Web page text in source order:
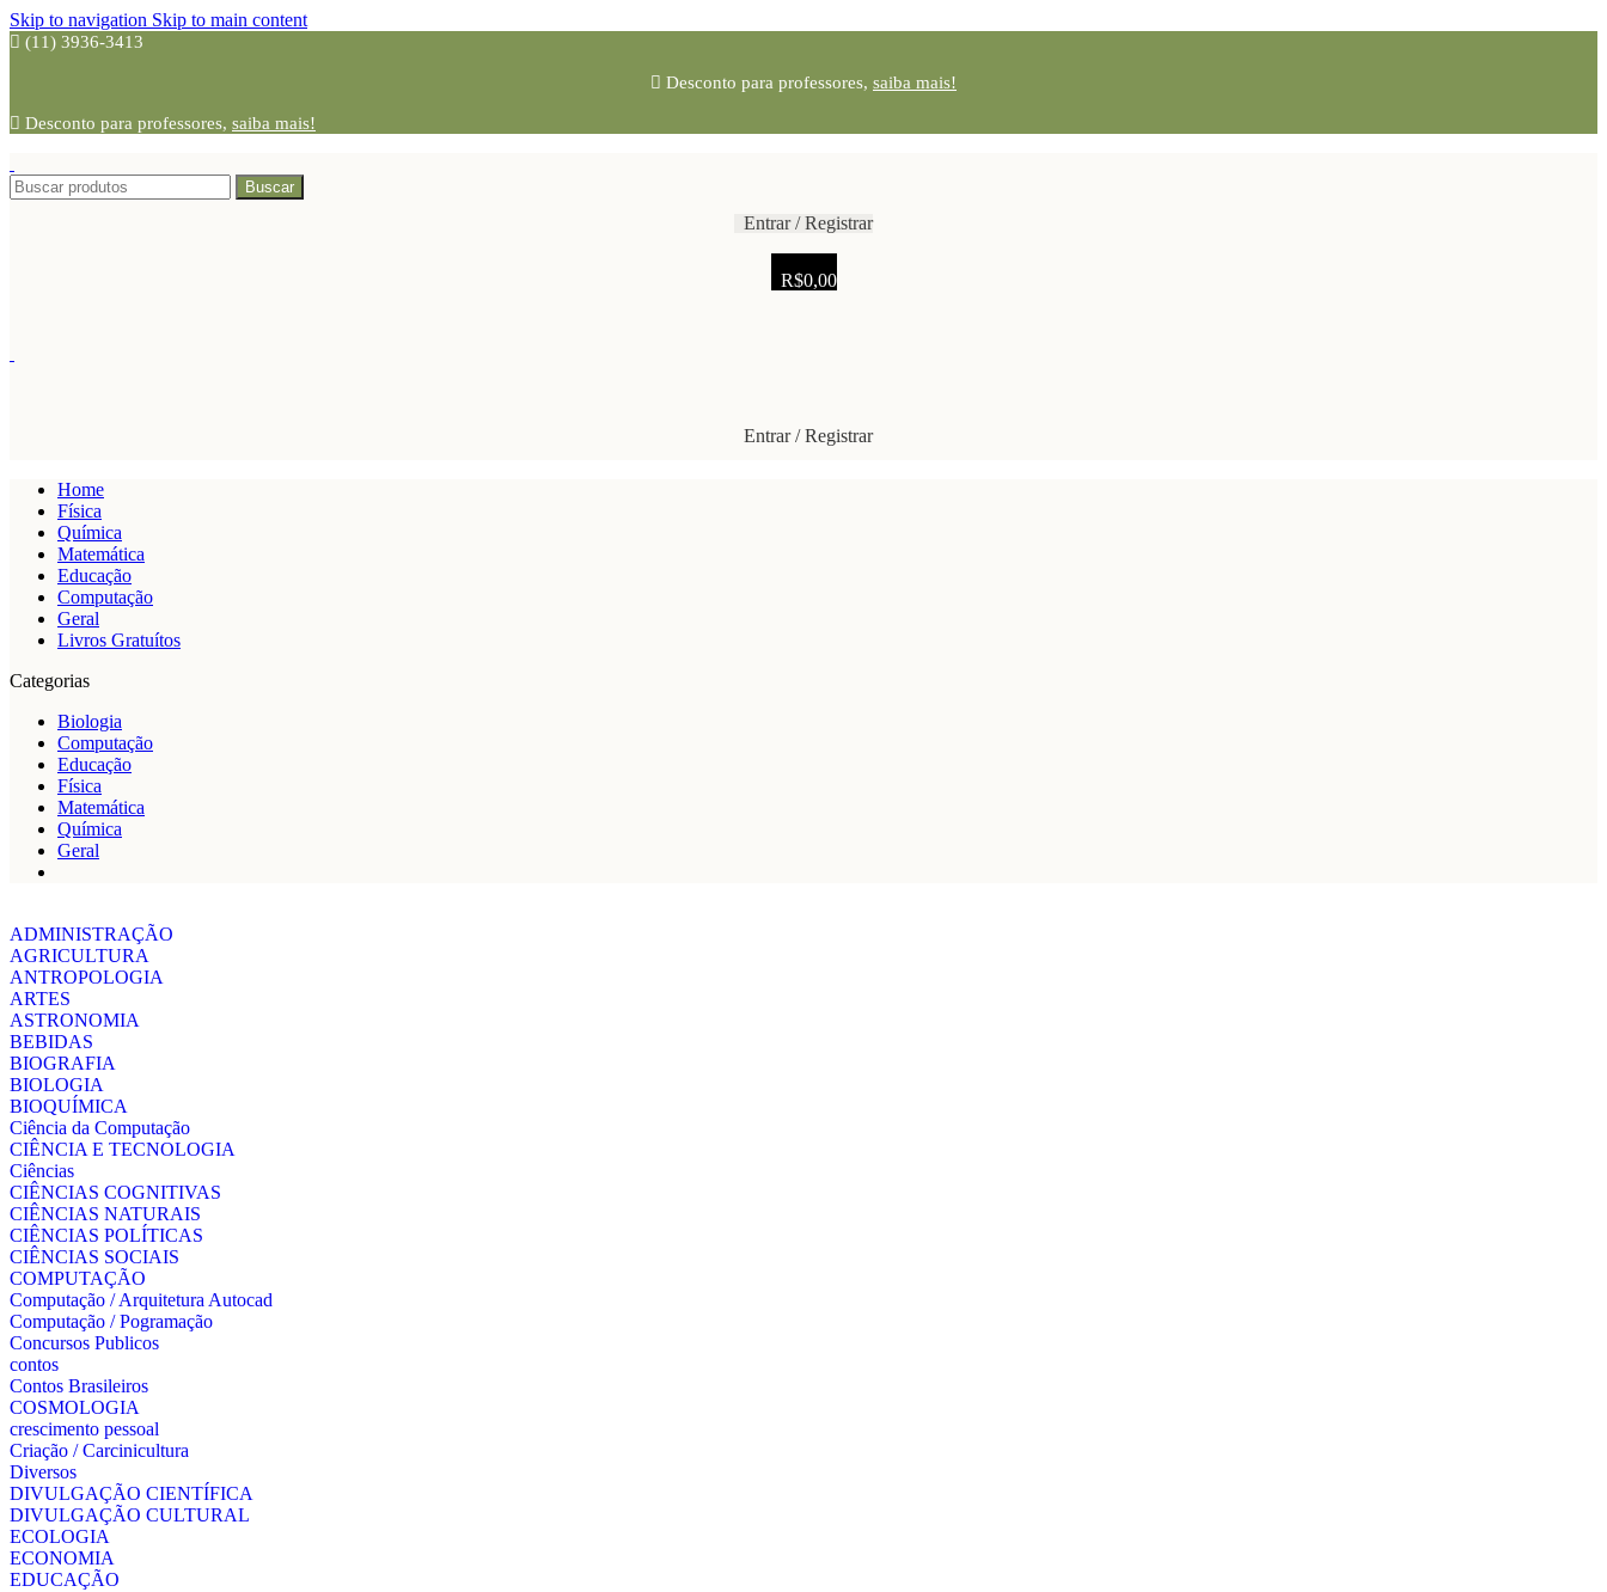
Skip to navigation Skip to main content
(11) 3936-3413
Desconto para professores, saiba mais!
Desconto para professores, saiba mais!
Buscar
Entrar / Registrar
R$0,00
Entrar / Registrar
Home
Física
Química
Matemática
Educação
Computação
Geral
Livros Gratuítos
Categorias
Biologia
Computação
Educação
Física
Matemática
Química
Geral
ADMINISTRAÇÃO
AGRICULTURA
ANTROPOLOGIA
ARTES
ASTRONOMIA
BEBIDAS
BIOGRAFIA
BIOLOGIA
BIOQUÍMICA
Ciência da Computação
CIÊNCIA E TECNOLOGIA
Ciências
CIÊNCIAS COGNITIVAS
CIÊNCIAS NATURAIS
CIÊNCIAS POLÍTICAS
CIÊNCIAS SOCIAIS
COMPUTAÇÃO
Computação / Arquitetura Autocad
Computação / Pogramação
Concursos Publicos
contos
Contos Brasileiros
COSMOLOGIA
crescimento pessoal
Criação / Carcinicultura
Diversos
DIVULGAÇÃO CIENTÍFICA
DIVULGAÇÃO CULTURAL
ECOLOGIA
ECONOMIA
EDUCAÇÃO